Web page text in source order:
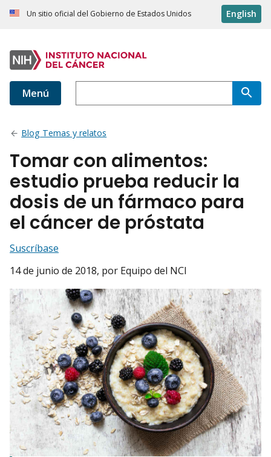
Un sitio oficial del Gobierno de Estados Unidos English
Menú
Blog Temas y relatos
Tomar con alimentos:
estudio prueba reducir la
dosis de un fármaco para
el cáncer de próstata
Suscríbase
14 de junio de 2018, por Equipo del NCI